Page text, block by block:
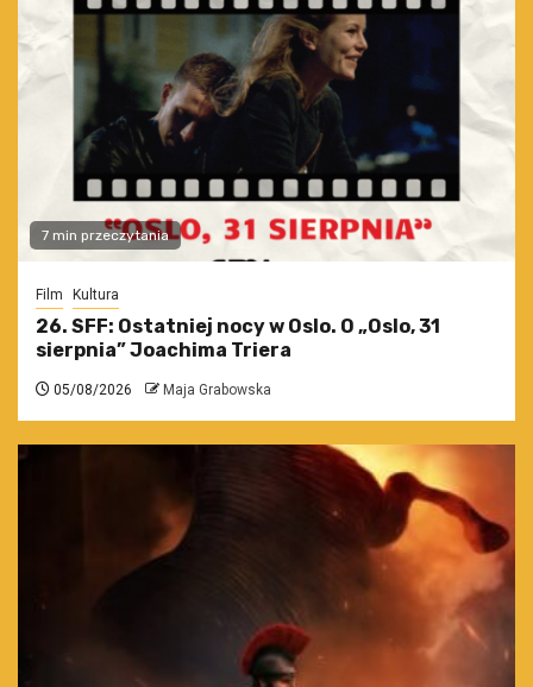
7 min przeczytania
Film Kultura
26. SFF: Ostatniej nocy w Oslo. O „Oslo, 31
sierpnia” Joachima Triera
05/08/2026 Maja Grabowska